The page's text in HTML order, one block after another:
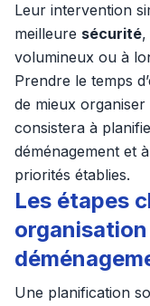
Leur intervention
meilleure sécurité,
volumineux ou à
Prendre le temps
de mieux
consistera à
déménagement et
priorités établies.
Les étapes
Une planification